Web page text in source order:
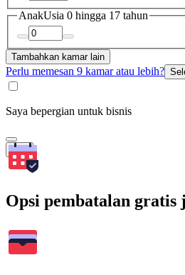
AnakUsia 0 hingga 17 tahun
Tambahkan kamar lain
Perlu memesan 9 kamar atau lebih?
Saya bepergian untuk bisnis
Cari
Opsi pembatalan gratis